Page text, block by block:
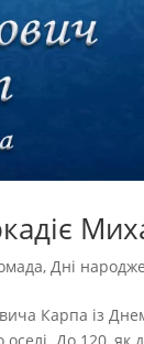
,Дні
Карпа із